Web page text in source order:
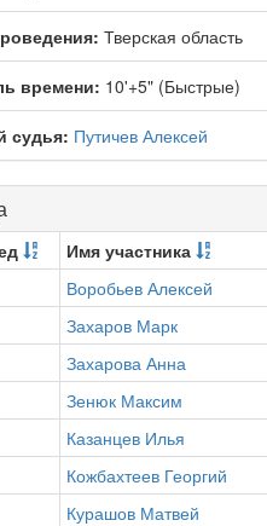
Тверская область
времени: 10'+5" (Быстрые)
судья: Путичев Алексей
Имя участника
Воробьев Алексей
Захаров Марк
Захарова Анна
Зенюк Максим
Казанцев Илья
Кожбахтеев Георгий
Курашов Матвей